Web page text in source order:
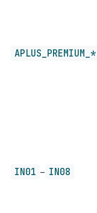
APLUS_PREMIUM_*
IN01 – IN08